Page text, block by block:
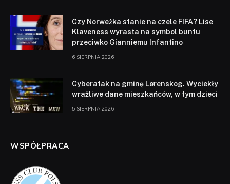
Czy Norweżka stanie na czele FIFA? Lise
Klaveness wyrasta na symbol buntu
przeciwko Gianniemu Infantino
6 SIERPNIA 2026
Cyberatak na gminę Lørenskog. Wyciekły
wrażliwe dane mieszkańców, w tym dzieci
5 SIERPNIA 2026
WSPÓŁPRACA